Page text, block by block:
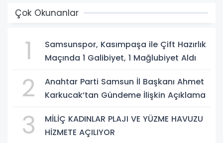
Çok Okunanlar
1
Samsunspor, Kasımpaşa ile Çift Hazırlık
Maçında 1 Galibiyet, 1 Mağlubiyet Aldı
2
Anahtar Parti Samsun İl Başkanı Ahmet
Karkucak’tan Gündeme İlişkin Açıklama
3
MİLİÇ KADINLAR PLAJI VE YÜZME HAVUZU
HİZMETE AÇILIYOR